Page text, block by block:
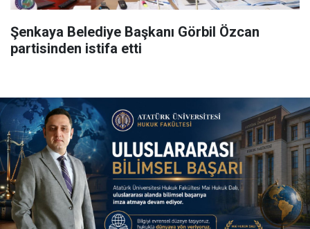
Şenkaya Belediye Başkanı Görbil Özcan
partisinden istifa etti